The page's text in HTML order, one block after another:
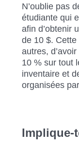
N’oublie pas
étudiante qui
afin d’obtenir
de 10 $.
autres,
10 % sur tout
inventaire et
organisées
Implique-